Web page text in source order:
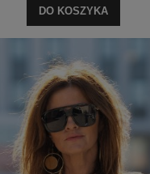
DO KOSZYKA